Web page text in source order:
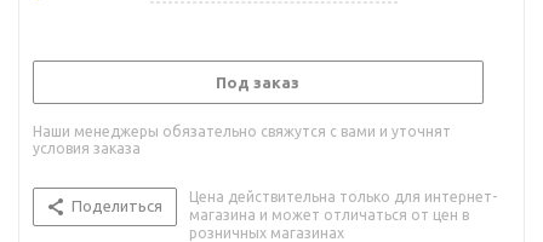
Под заказ
Наши менеджеры обязательно свяжутся с вами и уточнят
условия заказа
Поделиться
Цена действительна только для интернет-
магазина и может отличаться от цен в
розничных магазинах